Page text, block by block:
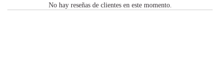
No hay reseñas de clientes en este momento.